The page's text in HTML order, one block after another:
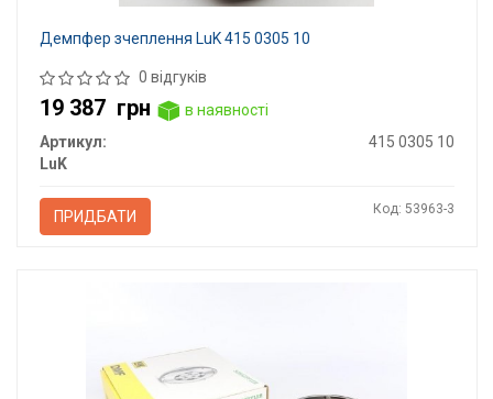
Демпфер зчеплення LuK 415 0305 10
0 відгуків
19 387 грн
в наявності
Артикул:
415 0305 10
LuK
ПРИДБАТИ Код: 53963-3